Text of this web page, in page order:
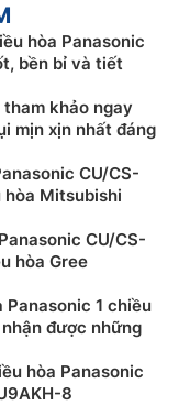
CU/CS-
đảo gió
8 được
gió hoạt động
tập trung để làm
đảo gió có
phía trần nhà,
làm mát đồng
hòa Panasonic
bền bỉ và tiết
tham khảo ngay
mịn xịn nhất đáng
CU/CS-
hòa Mitsubishi
CU/CS-
hòa Gree
Panasonic 1 chiều
được những
hòa Panasonic
8